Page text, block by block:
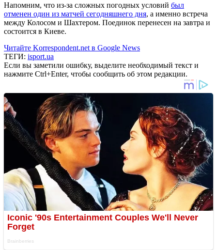
Напомним, что из-за сложных погодных условий был
отменен один из матчей сегодняшнего дня, а именно встреча
между Колосом и Шахтером. Поединок перенесен на завтра и
состоится в Киеве.
Читайте Korrespondent.net в Google News
ТЕГИ: isport.ua
Если вы заметили ошибку, выделите необходимый текст и
нажмите Ctrl+Enter, чтобы сообщить об этом редакции.